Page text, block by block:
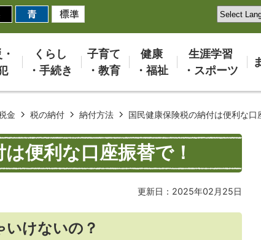
くらし
・手続き
子育て
・教育
健康
・福祉
生涯学習
・スポーツ
金 税の納付 納付方法 国民健康保険税の納付は便利な口
便利な口座振替で！
更新日：2025年02月25日
いけないの？